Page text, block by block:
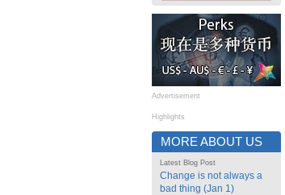
Advertisement
Highlights
MORE ABOUT US
Latest Blog Post
Change is not always a
bad thing (Jan 1)